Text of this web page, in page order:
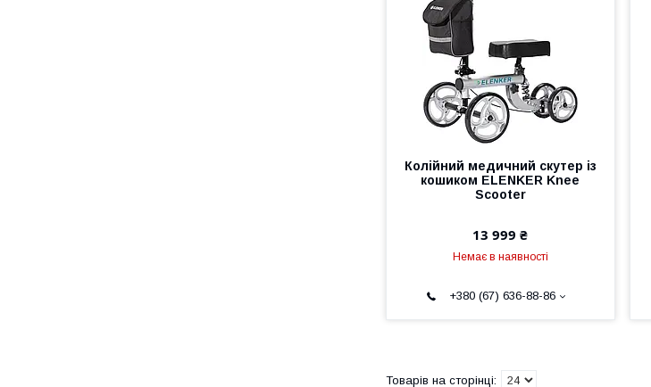
Колійний медичний скутер із
кошиком ELENKER Knee
Scooter
13 999 ₴
Немає в наявності
+380 (67) 636-88-86